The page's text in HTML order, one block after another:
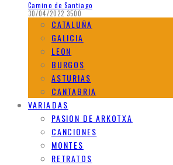
Camino de Santiago
30/04/2022 3500
CATALUÑA
GALICIA
LEON
BURGOS
ASTURIAS
CANTABRIA
VARIADAS
PASION DE ARKOTXA
CANCIONES
MONTES
RETRATOS